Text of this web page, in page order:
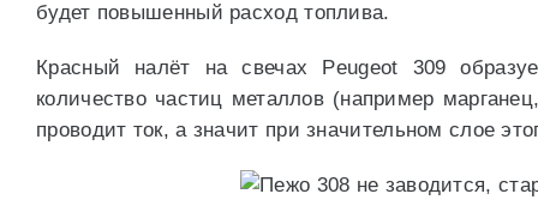
будет повышенный расход топлива.
Красный налёт на свечах Peugeot 309
количество частиц металлов (например
проводит ток, а значит при значительном слое